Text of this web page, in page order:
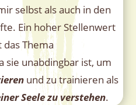
selbst als auch in den
Ein hoher Stellenwert
Thema
sie unabdingbar ist, um
und zu trainieren als
Seele zu verstehen.